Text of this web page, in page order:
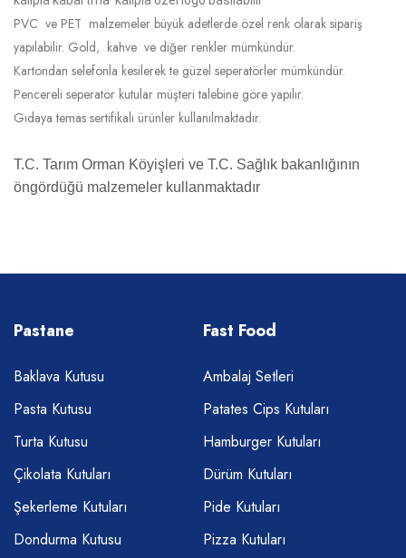
PVC ve PET malzemeler büyük adetlerde özel renk olarak sipariş
yapılabilir. Gold, kahve ve diğer renkler mümkündür.
Kartondan selefonla kesilerek te güzel seperatörler mümkündür.
Pencereli seperatör kutular müşteri talebine göre yapılır.
Gıdaya temas sertifikalı ürünler kullanılmaktadır.
T.C. Tarım Orman Köyişleri ve T.C. Sağlık bakanlığının
öngördüğü malzemeler kullanmaktadır
Pastane
Baklava Kutusu
Pasta Kutusu
Turta Kutusu
Çikolata Kutuları
Şekerleme Kutuları
Dondurma Kutusu
Fast Food
Ambalaj Setleri
Patates Cips Kutuları
Hamburger Kutuları
Dürüm Kutuları
Pide Kutuları
Pizza Kutuları